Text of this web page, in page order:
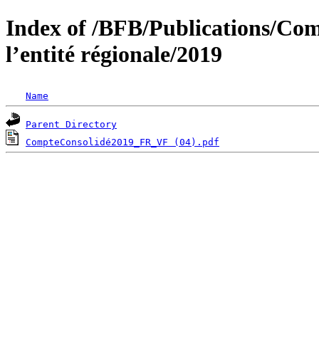
Index of /BFB/Publications/
l’entité régionale/2019
Name
Parent Directory
CompteConsolidé2019_FR_VF (04).pdf